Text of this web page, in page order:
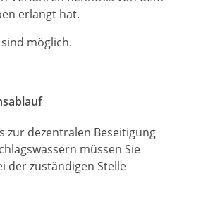
erlangt hat.
möglich.
zur dezentralen Beseitigung
müssen Sie
der zuständigen Stelle